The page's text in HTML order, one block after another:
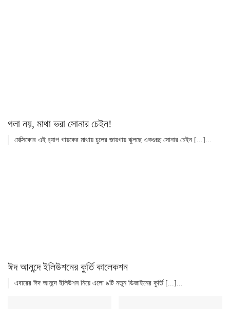
গলা নয়, মাথা ভরা সোনার চেইন!
মেক্সিকোর এই র‌্যাপ গায়কের মাথায় চুলের জায়গায় ঝুলছে একগুচ্ছ সোনার চেইন [...]...
ঈদ আনন্দে ইলিউশনের কুর্তি কালেকশন
এবারের ঈদ আনন্দে ইলিউশন নিয়ে এলো ৯টি নতুন ডিজাইনের কুর্তি [...]...